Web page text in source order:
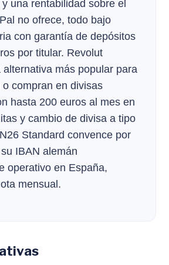
una rentabilidad sobre el
no ofrece, todo bajo
con garantía de depósitos
por titular. Revolut
alternativa más popular para
compran en divisas
hasta 200 euros al mes en
y cambio de divisa a tipo
Standard convence por
IBAN alemán
operativo en España,
mensual.